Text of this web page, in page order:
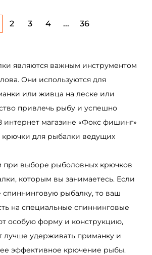
2 3 4 ... 36
являются важным инструментом
Они используются для
или живца на леске или
привлечь рыбу и успешно
интернет магазине «Фокс фишинг»
крючки для рыбалки ведущих
выборе рыболовных крючков
которым вы занимаетесь. Если
спиннинговую рыбалку, то ваш
на специальные спиннинговые
особую форму и конструкцию,
лучше удерживать приманку и
эффективное крючение рыбы.